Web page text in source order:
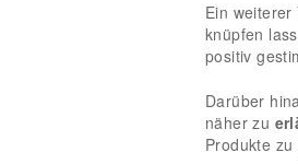
Ein
knüpfen
positiv
Darüber
näher zu
Produkte